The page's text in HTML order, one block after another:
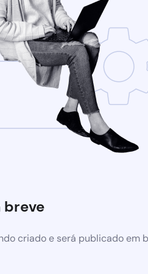
breve
criado e será publicado em